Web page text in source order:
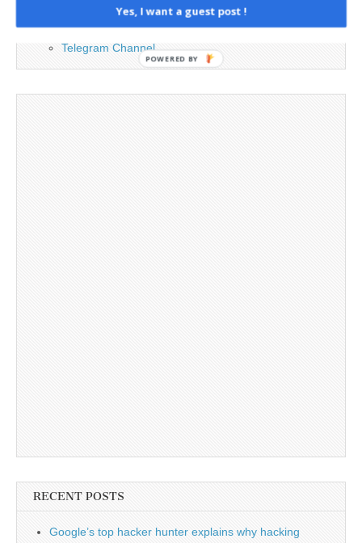
Privacy Policy
Social Media
Telegram Channel
RECENT POSTS
Google’s top hacker hunter explains why hacking
Yes, I want a guest post !
POWERED BY